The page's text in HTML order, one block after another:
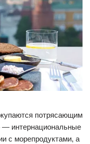
потрясающим
интернациональные
с морепродуктами, а